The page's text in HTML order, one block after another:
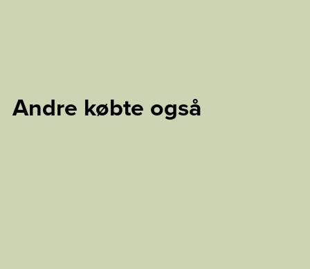
Andre købte også